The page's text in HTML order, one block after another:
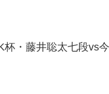
・藤井聡太七段vs